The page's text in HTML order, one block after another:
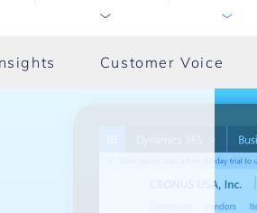
Customer Voice